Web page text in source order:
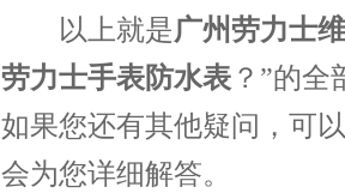
以上就是广州劳力士
劳力士手表防水表 ？”的全
如果您还有其他疑问，可
会为您详细解答。